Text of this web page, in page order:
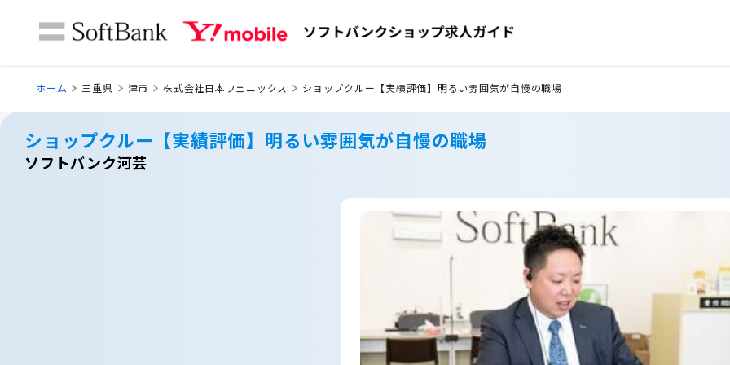
ホーム 三重県 津市 株式会社日本フェニックス ショップクルー【実績評価】明るい雰囲気が自慢の職場
ショップクルー【実績評価】明るい雰囲気が自慢の職場
ソフトバンク河芸